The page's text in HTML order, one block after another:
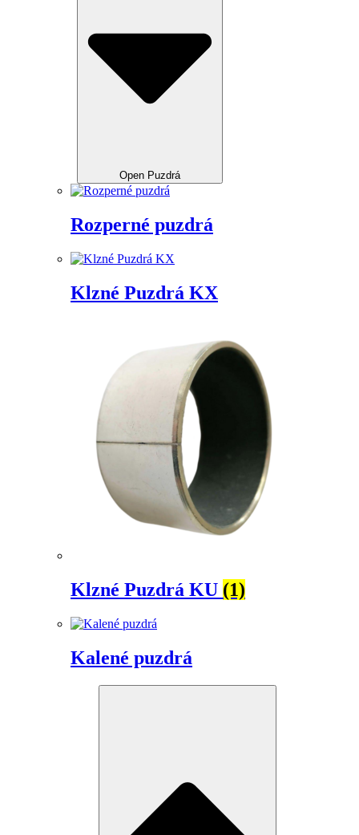
Open Puzdrá
Rozperné puzdrá
Klzné Puzdrá KX
Klzné Puzdrá KU (1)
Kalené puzdrá